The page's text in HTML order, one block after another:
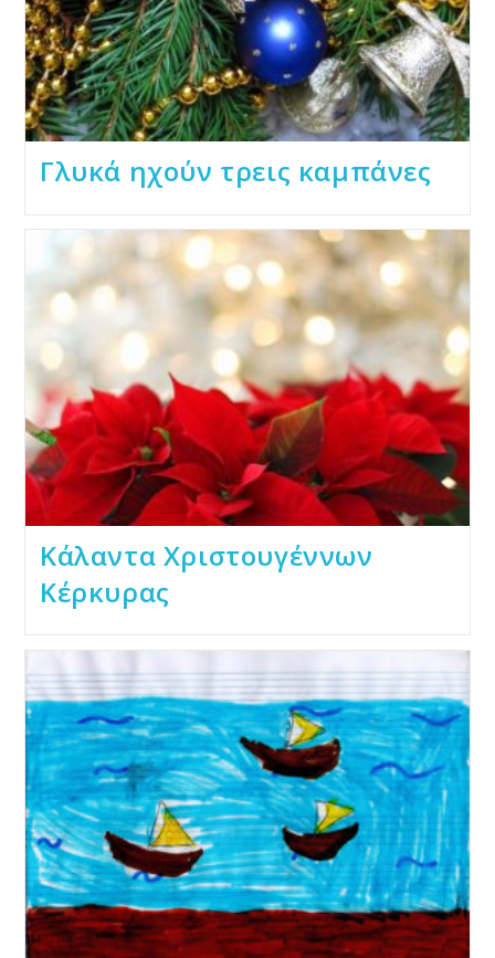
Γλυκά ηχούν τρεις καμπάνες
Κάλαντα Χριστουγέννων
Κέρκυρας